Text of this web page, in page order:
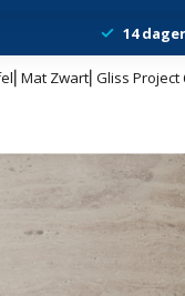
14
Zwart⎢Gliss